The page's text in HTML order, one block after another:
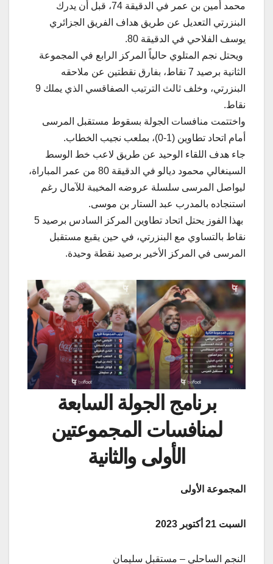
محمد أمين بن عمر في الدقيقة 74، قبل أن يدرك
البنزرتي التعديل عن طريق هداف الفريق الجزائري
يوسف الفلاحي في الدقيقة 80.
ويحتل نجم المتلوي حالياً المركز الرابع في المجموعة
الثانية برصيد 7 نقاط، بفارق نقطتين عن ملاحقه
البنزرتي، وخلف ثالث الترتيب الصفاقسي الذي يملك 9
نقاط.
واختتمت منافسات الجولة بسقوط مستقبل المرسى
أمام اتحاد تطاوين (1-0)، بملعب نجيب الخطاب.
جاء هدف اللقاء الوحيد عن طريق لاعب خط الوسط
السينغالي محمود ديالو في الدقيقة 80 من عمر المباراة،
ليواصل المرسى سلسلة عروضه المخيبة للآمال رغم
استنجاده بالمدرب عبد الستار بن موسى.
بهذا الفوز يحتل اتحاد تطاوين المركز السادس برصيد 5
نقاط بالتساوي مع البنزرتي، في حين يقبع مستقبل
المرسى في المركز الأخير برصيد نقطة وحيدة.
برنامج الجولة السابعة
لمنافسات المجموعتين
الأولى والثانية
المجموعة الأولى
السبت 21 أكتوبر 2023
النجم الساحلي – مستقبل سليمان